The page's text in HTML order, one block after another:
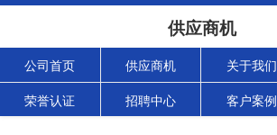
供应商机
公司首页 供应商机 关于我们
荣誉认证 招聘中心 客户案例